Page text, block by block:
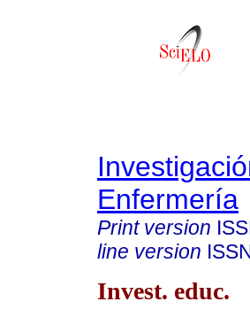
Enfermería
Print version
line version
Invest. educ.